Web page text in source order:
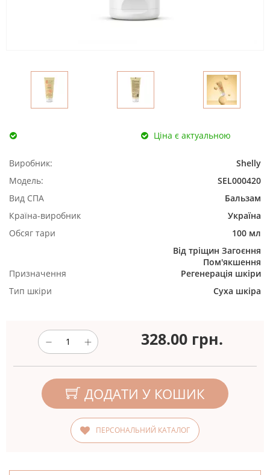
Ціна є актуальною
Виробник:
Shelly
Модель:
SEL000420
Вид СПА
Бальзам
Країна-виробник
Україна
Обсяг тари
100 мл
Призначення
Від тріщин Загоєння
Пом'якшення
Регенерація шкіри
Тип шкіри
Суха шкіра
328.00 грн.
ДОДАТИ У КОШИК
ПЕРСОНАЛЬНИЙ КАТАЛОГ